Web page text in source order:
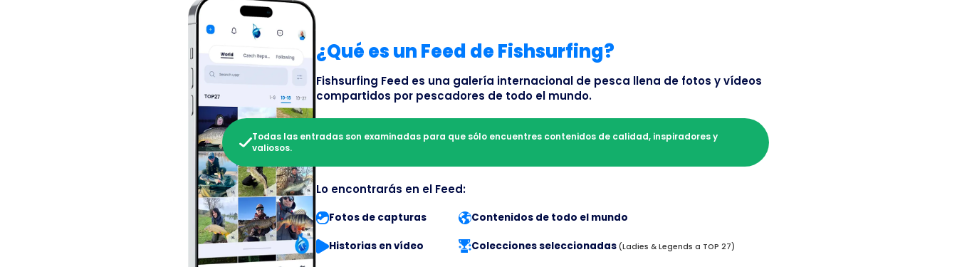
¿Qué es un Feed de Fishsurfing?
Fishsurfing Feed es una galería internacional de pesca llena de fotos y vídeos
compartidos por pescadores de todo el mundo.
Todas las entradas son examinadas para que sólo encuentres contenidos de calidad, inspiradores y
valiosos.
Lo encontrarás en el Feed:
Fotos de capturas Contenidos de todo el mundo
Historias en vídeo Colecciones seleccionadas (Ladies & Legends a TOP 27)